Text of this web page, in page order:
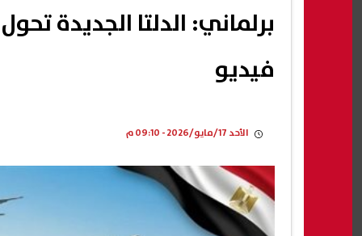
برلماني: الدلتا الجديدة
فيديو
الأحد 17/مايو/2026 - 09:10 م